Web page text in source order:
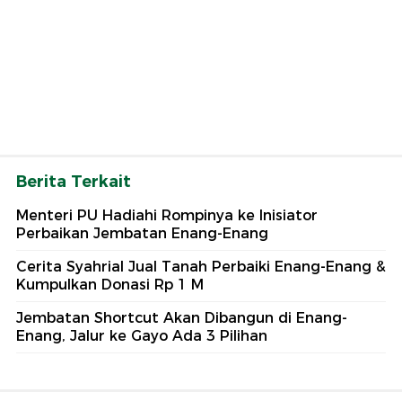
Berita Terkait
Menteri PU Hadiahi Rompinya ke Inisiator
Perbaikan Jembatan Enang-Enang
Cerita Syahrial Jual Tanah Perbaiki Enang-Enang &
Kumpulkan Donasi Rp 1 M
Jembatan Shortcut Akan Dibangun di Enang-
Enang, Jalur ke Gayo Ada 3 Pilihan